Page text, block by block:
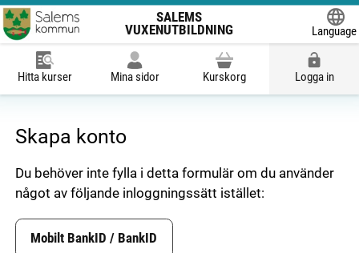
SALEMS
VUXENUTBILDNING
Language
Hitta kurser Mina sidor Kurskorg Logga in
Skapa konto
Skapa konto
Du behöver inte fylla i detta formulär om du använder
något av följande inloggningssätt istället:
Mobilt BankID / BankID